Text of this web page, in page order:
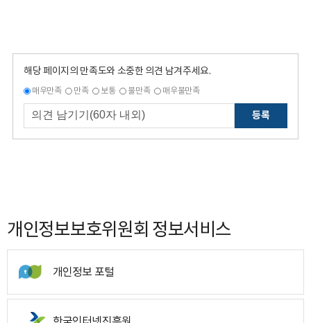
해당 페이지의 만족도와 소중한 의견 남겨주세요.
매우만족 만족 보통 불만족 매우불만족
등록
개인정보보호위원회 정보서비스
개인정보 포털